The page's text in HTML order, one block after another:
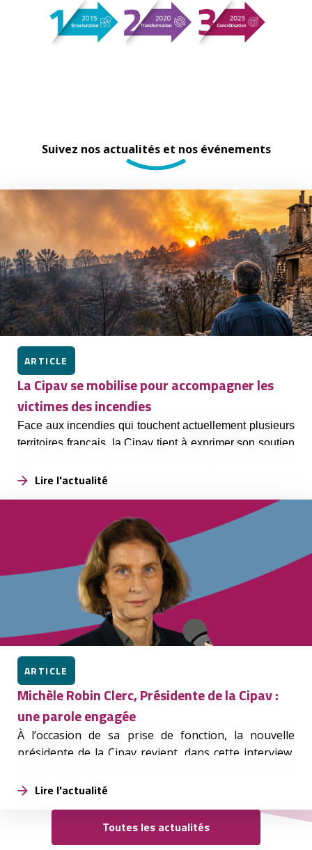
Suivez nos actualités et nos événements
ARTICLE
La Cipav se mobilise pour accompagner les
victimes des incendies
Face aux incendies qui touchent actuellement plusieurs
territoires français, la Cipav tient à exprimer son soutien
Lire l'actualité
ARTICLE
Michèle Robin Clerc, Présidente de la Cipav :
une parole engagée
À l’occasion de sa prise de fonction, la nouvelle
présidente de la Cipav revient, dans cette interview,
à venir.Lire l'actualité
Toutes les actualités